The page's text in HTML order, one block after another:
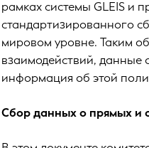
рамках системы GLEIS и
стандартизированного
мировом уровне. Таким
взаимодействий, данные
информация об этой
Сбор данных о прямых и